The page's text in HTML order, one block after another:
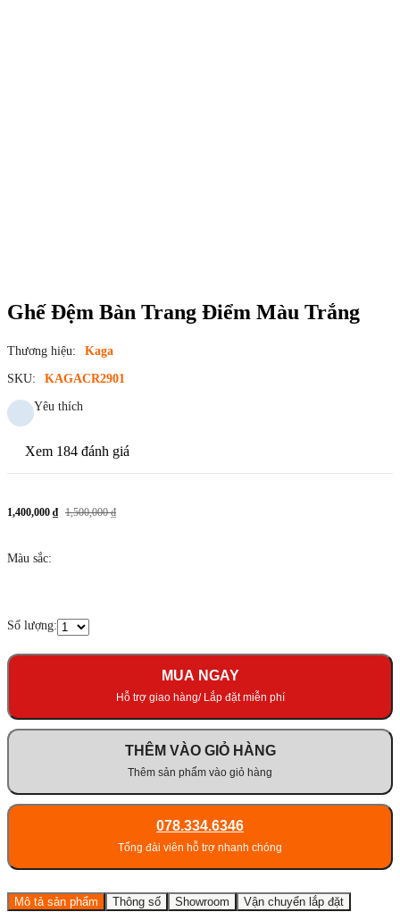
Ghế Đệm Bàn Trang Điểm Màu Trắng
Thương hiệu: Kaga
SKU: KAGACR2901
Yêu thích
Xem 184 đánh giá
1,400,000 ₫ 1,500,000 ₫
Màu sắc:
Số lượng:
MUA NGAY
Hỗ trợ giao hàng/ Lắp đặt miễn phí
THÊM VÀO GIỎ HÀNG
Thêm sản phẩm vào giỏ hàng
078.334.6346
Tổng đài viên hỗ trợ nhanh chóng
Mô tả sản phẩm Thông số Showroom Vận chuyển lắp đặt